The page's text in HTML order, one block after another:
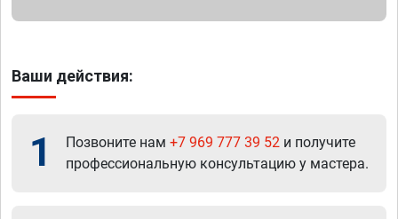
Ваши действия:
1 Позвоните нам +7 969 777 39 52 и получите
профессиональную консультацию у мастера.